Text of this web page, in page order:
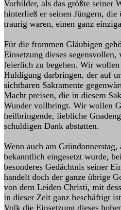
Vorbilder, als das größte seiner
hinterließ er seinen Jüngern, die
traurig waren, einen ganz
Für die frommen Gläubigen
Einsetzung dieses segensvollen,
feierlich zu begehen. Wir
Huldigung darbringen, der auf
sichtbaren Sakramente
Macht preisen, die in diesem
Wunder vollbringt. Wir wollen
heilbringende, liebliche
schuldigen Dank abstatten.
Wenn auch am Gründonnerstag,
bekanntlich eingesetzt wurde,
besonderes Gedächtnis seiner
handelt doch der ganze übrige
von dem Leiden Christi, mit
in dieser Zeit ganz beschäftigt
Volk die Einsetzung dieses